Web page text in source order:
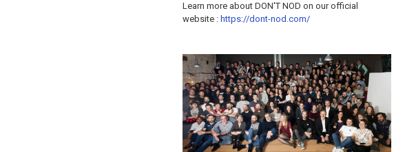
Learn more about DON'T NOD on our official
website : https://dont-nod.com/